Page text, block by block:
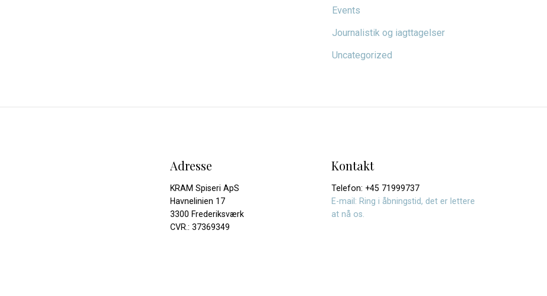
Events
Journalistik og iagttagelser
Uncategorized
Adresse
KRAM Spiseri ApS
Havnelinien 17
3300 Frederiksværk
CVR.: 37369349
Kontakt
Telefon: +45 71999737
E-mail: Ring i åbningstid, det er lettere
at nå os.